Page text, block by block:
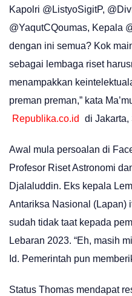
Kapolri @ListyoSigitP,
@YaqutCQoumas, Kepala
dengan ini semua? Kok
sebagai lembaga riset
menampakkan
preman preman,” kata
Republika.co.id
di Jakarta,
Awal mula persoalan di
Profesor Riset Astronomi
Djalaluddin. Eks kepala
Antariksa Nasional (Lapan)
sudah tidak taat kepada
Lebaran 2023. “Eh, masih
Id. Pemerintah pun
Status Thomas mendapat